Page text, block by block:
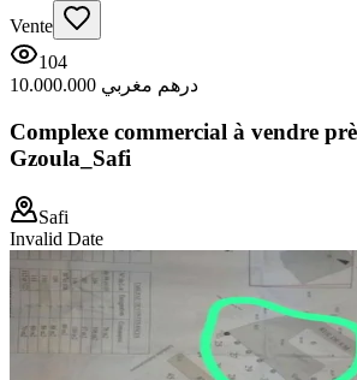
Vente
104
10.000.000 درهم مغربي
Complexe commercial à vendre
Gzoula_Safi
Safi
Invalid Date